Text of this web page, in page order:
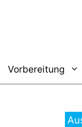
Vorbereitung